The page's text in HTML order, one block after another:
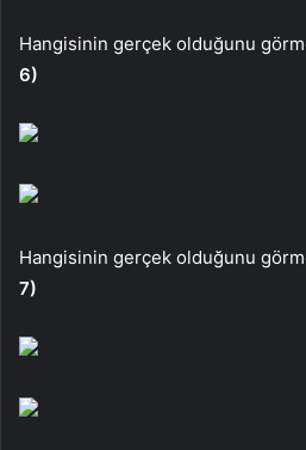
Hangisinin gerçek olduğunu
6)
Hangisinin gerçek olduğunu
7)